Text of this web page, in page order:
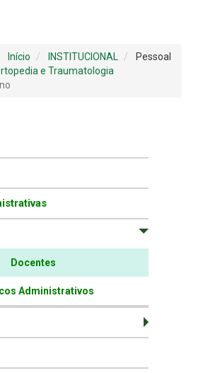
Início INSTITUCIONAL
Pessoal
e Traumatologia
Docentes
Administrativos